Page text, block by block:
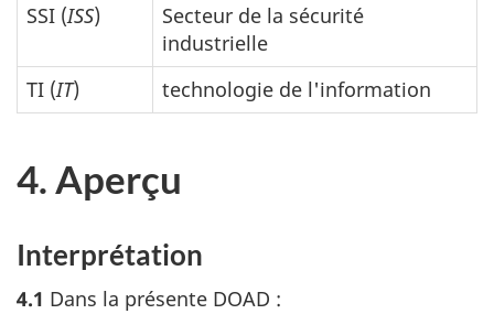
SSI (ISS)
Secteur de la sécurité
industrielle
TI (IT) technologie de l'information
4. Aperçu
Interprétation
4.1 Dans la présente DOAD :